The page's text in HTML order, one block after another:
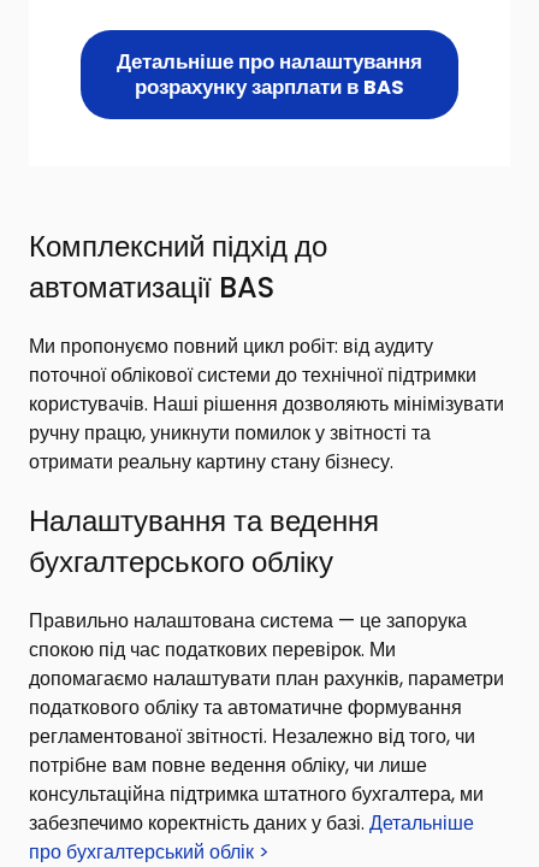
Детальніше про налаштування
розрахунку зарплати в BAS
Комплексний підхід до
автоматизації BAS
Ми пропонуємо повний цикл робіт: від аудиту
поточної облікової системи до технічної підтримки
користувачів. Наші рішення дозволяють мінімізувати
ручну працю, уникнути помилок у звітності та
отримати реальну картину стану бізнесу.
Налаштування та ведення
бухгалтерського обліку
Правильно налаштована система — це запорука
спокою під час податкових перевірок. Ми
допомагаємо налаштувати план рахунків, параметри
податкового обліку та автоматичне формування
регламентованої звітності. Незалежно від того, чи
потрібне вам повне ведення обліку, чи лише
консультаційна підтримка штатного бухгалтера, ми
забезпечимо коректність даних у базі. Детальніше
про бухгалтерський облік >